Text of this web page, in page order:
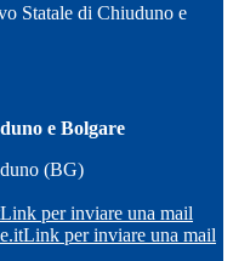
Statale di Chiuduno e
e Bolgare
(BG)
Link per inviare una mail
Link per inviare una mail